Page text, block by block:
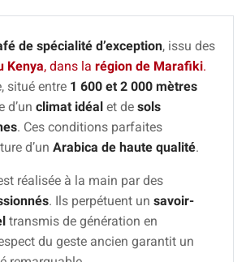
de spécialité d’exception, issu des
Kenya, dans la région de Marafiki.
situé entre 1 600 et 2 000 mètres
d’un climat idéal et de sols
. Ces conditions parfaites
d’un Arabica de haute qualité.
réalisée à la main par des
. Ils perpétuent un savoir-
transmis de génération en
du geste ancien garantit un